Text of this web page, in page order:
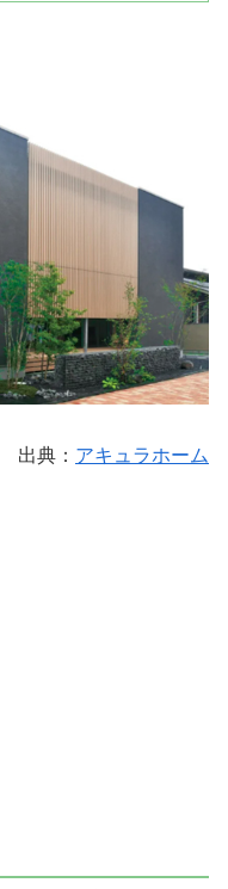
出典： アキュラホーム